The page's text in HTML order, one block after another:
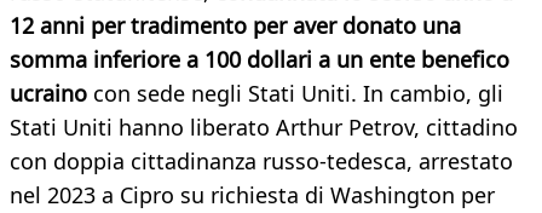
12 anni per tradimento per aver donato una
somma inferiore a 100 dollari a un ente benefico
ucraino con sede negli Stati Uniti. In cambio, gli
Stati Uniti hanno liberato Arthur Petrov, cittadino
con doppia cittadinanza russo-tedesca, arrestato
nel 2023 a Cipro su richiesta di Washington per